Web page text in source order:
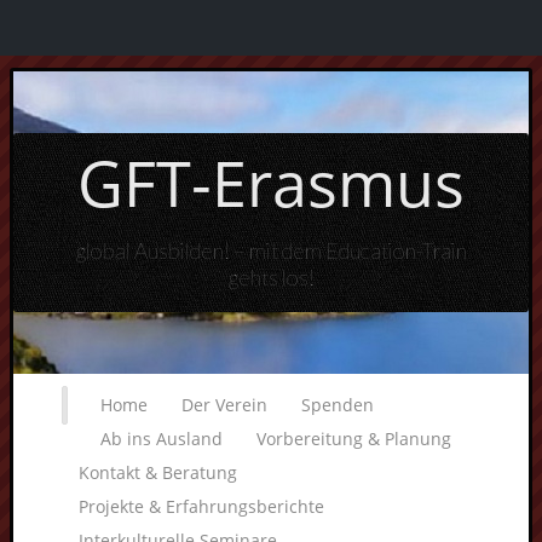
GFT-Erasmus
global Ausbilden! – mit dem Education-Train
gehts los!
Home Der Verein
Spenden
Ab ins Ausland
Vorbereitung & Planung
Kontakt & Beratung
Projekte & Erfahrungsberichte